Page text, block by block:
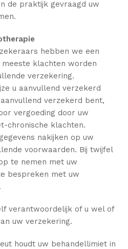
de praktijk gevraagd uw
hebben we een
klachten worden
verzekering.
u aanvullend verzekerd
verzekerd bent,
vergoeding door uw
chronische klachten.
nakijken op uw
voorwaarden. Bij twijfel
te nemen met uw
bespreken met uw
verantwoordelijk of u wel of
uw verzekering.
houdt uw behandellimiet in